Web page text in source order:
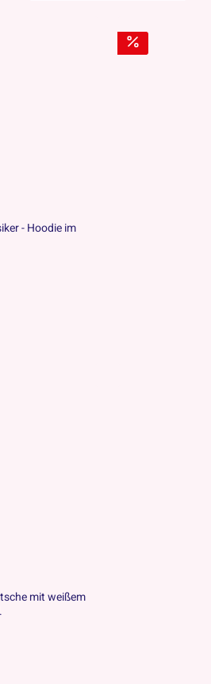
- Hoodie im
mit weißem